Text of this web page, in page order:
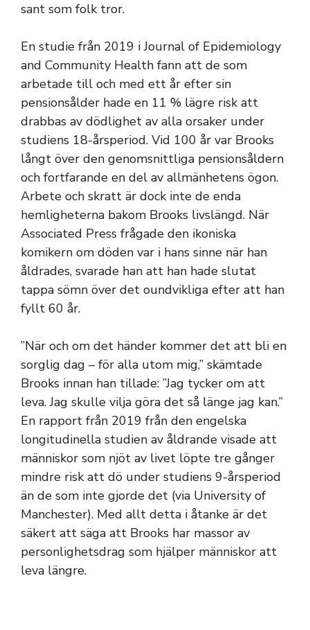
sant som folk tror.
En studie från 2019 i Journal of Epidemiology
and Community Health fann att de som
arbetade till och med ett år efter sin
pensionsålder hade en 11 % lägre risk att
drabbas av dödlighet av alla orsaker under
studiens 18-årsperiod. Vid 100 år var Brooks
långt över den genomsnittliga pensionsåldern
och fortfarande en del av allmänhetens ögon.
Arbete och skratt är dock inte de enda
hemligheterna bakom Brooks livslängd. När
Associated Press frågade den ikoniska
komikern om döden var i hans sinne när han
åldrades, svarade han att han hade slutat
tappa sömn över det oundvikliga efter att han
fyllt 60 år.
”När och om det händer kommer det att bli en
sorglig dag – för alla utom mig,” skämtade
Brooks innan han tillade: ”Jag tycker om att
leva. Jag skulle vilja göra det så länge jag kan.”
En rapport från 2019 från den engelska
longitudinella studien av åldrande visade att
människor som njöt av livet löpte tre gånger
mindre risk att dö under studiens 9-årsperiod
än de som inte gjorde det (via University of
Manchester). Med allt detta i åtanke är det
säkert att säga att Brooks har massor av
personlighetsdrag som hjälper människor att
leva längre.